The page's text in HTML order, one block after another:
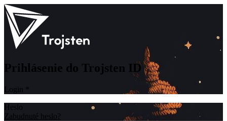
Prihlásenie do Trojsten ID
Login
Heslo
Zabudnuté heslo?